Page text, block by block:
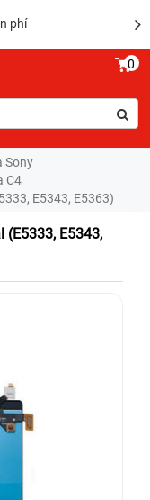
0
Sony
C4
E5343, E5363)
(E5333, E5343,